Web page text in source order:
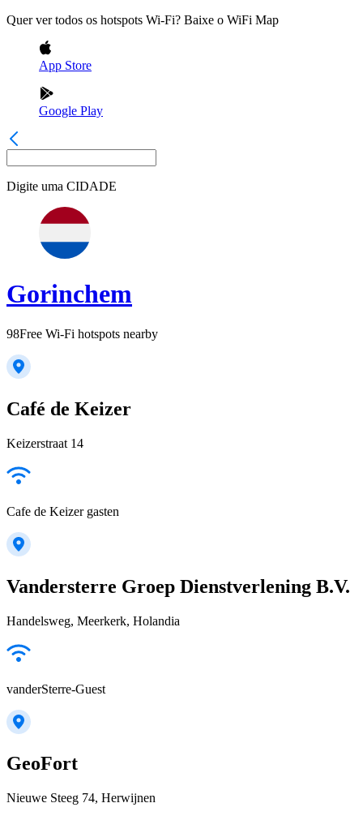
Quer ver todos os hotspots Wi-Fi? Baixe o WiFi Map
App Store
Google Play
Digite uma CIDADE
Gorinchem
98Free Wi-Fi hotspots nearby
Café de Keizer
Keizerstraat 14
Cafe de Keizer gasten
Vandersterre Groep Dienstverlening B.V.
Handelsweg, Meerkerk, Holandia
vanderSterre-Guest
GeoFort
Nieuwe Steeg 74, Herwijnen